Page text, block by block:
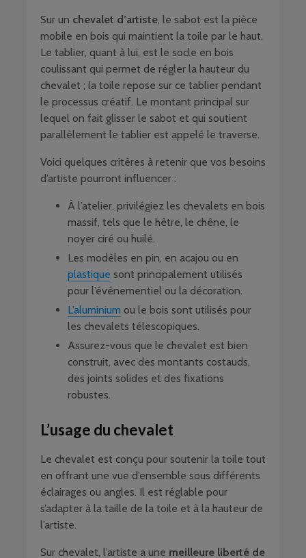
Sur un chevalet d’artiste, le sabot est la pièce
mobile en bois qui maintient la toile par le haut.
Le tablier, quant à lui, est le socle en bois
coulissant qui permet de régler la hauteur du
chevalet ; la toile repose sur ce tablier pendant
le processus créatif. Le montant principal sur
lequel on fait glisser le sabot et qui soutient
parallèlement le tablier est appelé le traverse.
Voici quelques critères à retenir que vos besoins
d’artiste pourront influencer :
À l’atelier, privilégiez les chevalets en bois
massif, tels que le hêtre, le chêne, le
noyer ciré ou huilé.
Les modèles en pin, en acajou ou en
plastique sont principalement utilisés
pour l’événementiel ou la décoration.
L’aluminium ou le bois sont utilisés pour
les chevalets télescopiques.
Assurez-vous que le chevalet est bien
construit, avec des montants costauds,
des joints solides et des fixations
robustes.
L’usage du chevalet
Le chevalet est conçu pour soutenir la toile tout
en offrant une vue d’ensemble sous différents
éclairages ou angles. Il est réglable pour
s’adapter à la taille de la toile et à la hauteur de
l’artiste.
Sur chevalet, l’artiste a une meilleure liberté de